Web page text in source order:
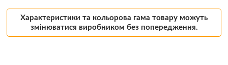
Характеристики та кольорова гама товару можуть
змінюватися виробником без попередження.